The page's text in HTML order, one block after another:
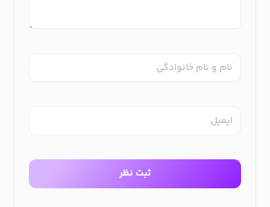
نام و نام خانوادگی
ایمیل
ثبت نظر